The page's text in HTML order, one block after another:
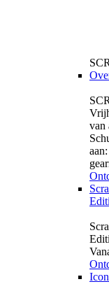
van